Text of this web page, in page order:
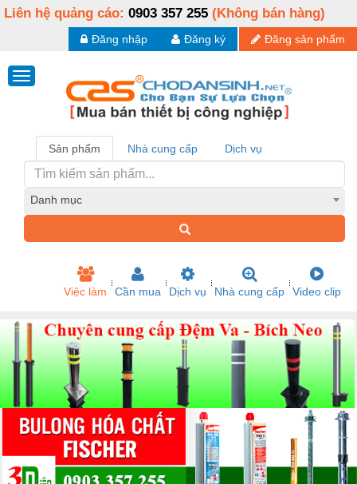
Liên hệ quảng cáo: 0903 357 255 (Không bán hàng)
Đăng sản phẩm
Đăng ký
Đăng nhập
Sản phẩm Nhà cung cấp Dịch vụ
Danh mục
Việc làm Cần mua Dịch vụ Nhà cung cấp Video clip